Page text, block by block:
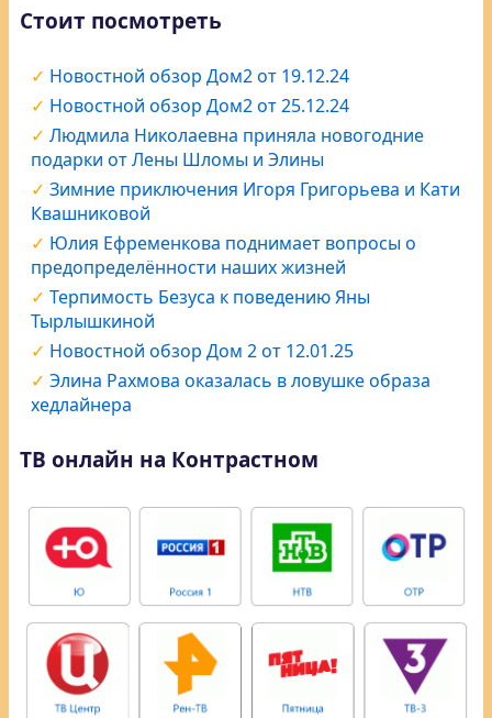
Стоит посмотреть
Новостной обзор Дом2 от 19.12.24
Новостной обзор Дом2 от 25.12.24
Людмила Николаевна приняла новогодние
подарки от Лены Шломы и Элины
Зимние приключения Игоря Григорьева и Кати
Квашниковой
Юлия Ефременкова поднимает вопросы о
предопределённости наших жизней
Терпимость Безуса к поведению Яны
Тырлышкиной
Новостной обзор Дом 2 от 12.01.25
Элина Рахмова оказалась в ловушке образа
хедлайнера
ТВ онлайн на Контрастном